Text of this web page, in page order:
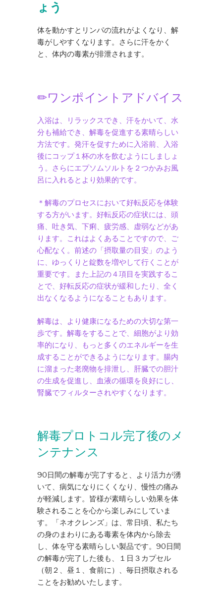
ょう
体を動かすとリンパの流れがよくなり、解
毒がしやすくなります。さらに汗をかく
と、体内の毒素が排泄されます。
✏︎ワンポイントアドバイス
入浴は、リラックスでき、汗をかいて、水
分も補給でき、解毒を促進する素晴らしい
方法です。発汗を促すために入浴前、入浴
後にコップ１杯の水を飲むようにしましょ
う。さらにエプソムソルトを２つかみお風
呂に入れるとより効果的です。
＊解毒のプロセスにおいて好転反応を体験
する方がいます。好転反応の症状には、頭
痛、吐き気、下痢、疲労感、虚弱などがあ
ります。これはよくあることですので、ご
心配なく。前述の「摂取量の目安」のよう
に、ゆっくりと錠数を増やして行くことが
重要です。また上記の４項目を実践するこ
とで、好転反応の症状が緩和したり、全く
出なくなるようになることもあります。
解毒は、より健康になるための大切な第一
歩です。解毒をすることで、細胞がより効
率的になり、もっと多くのエネルギーを生
成することができるようになります。腸内
に溜まった老廃物を排泄し、肝臓での胆汁
の生成を促進し、血液の循環を良好にし、
腎臓でフィルターされやすくなります。
解毒プロトコル完了後のメ
ンテナンス
90日間の解毒が完了すると、より活力が湧
いて、病気になりにくくなり、慢性の痛み
が軽減します。皆様が素晴らしい効果を体
験されることを心から楽しみにしていま
す。「ネオクレンズ」は、常日頃、私たち
の身のまわりにある毒素を体内から除去
し、体を守る素晴らしい製品です。90日間
の解毒が完了した後も、１日３カプセル
（朝２、昼１、食前に）、毎日摂取される
ことをお勧めいたします。